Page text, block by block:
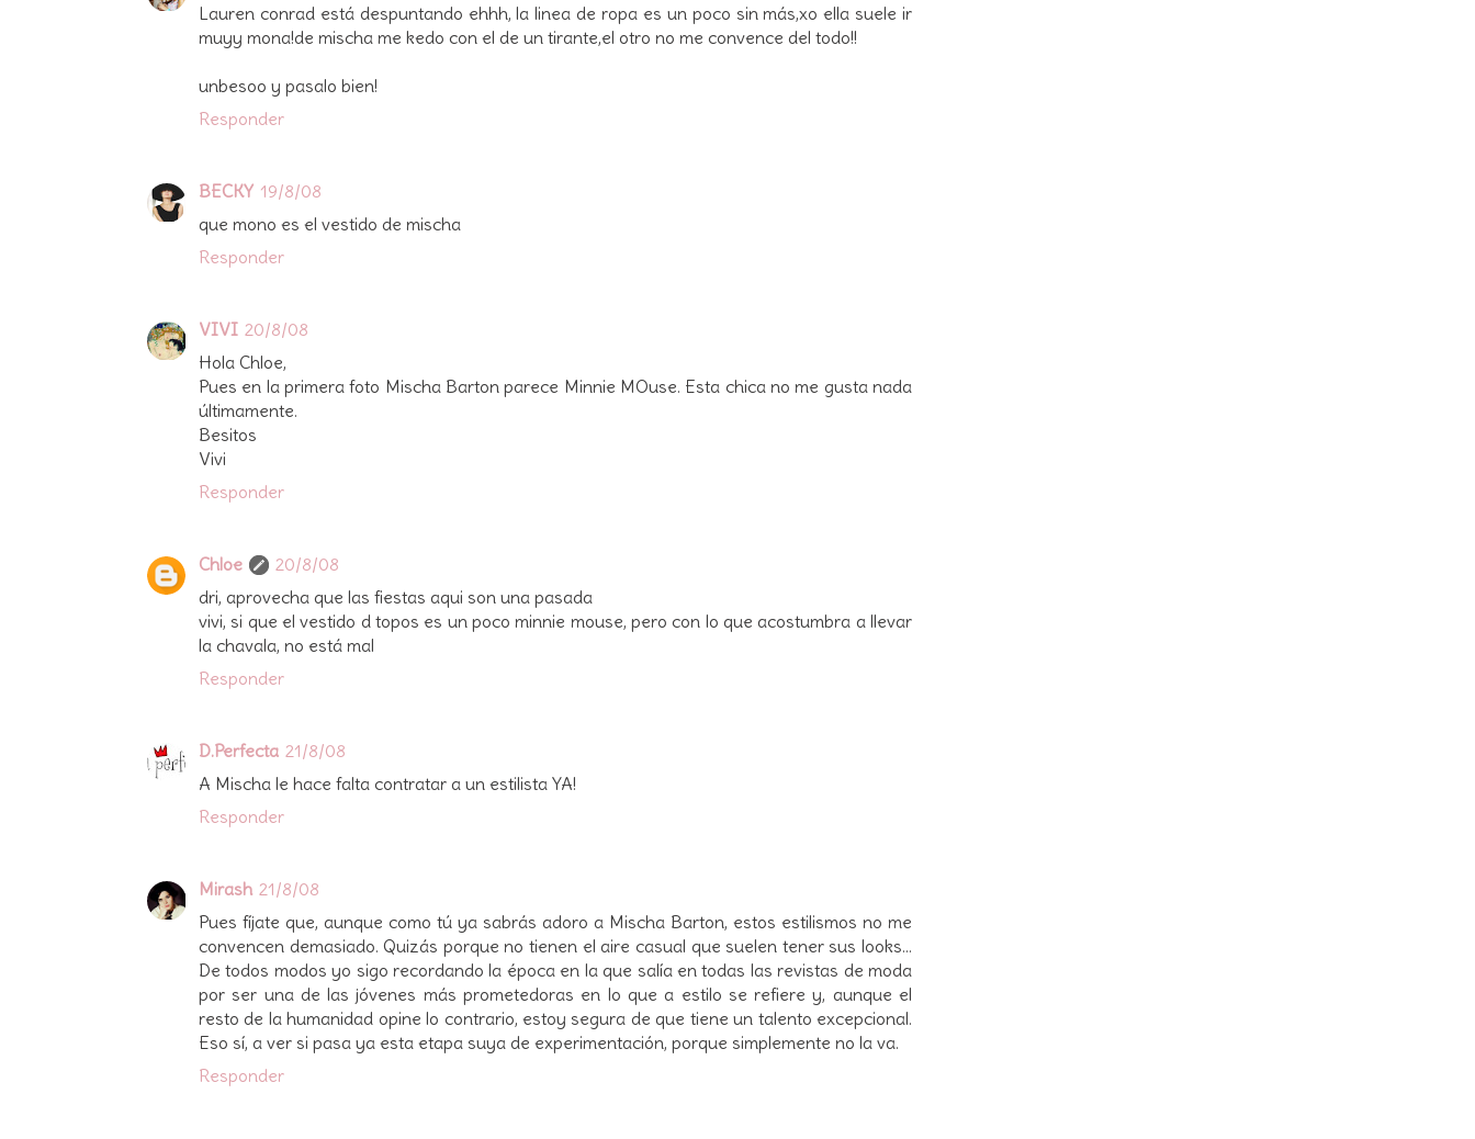
Lauren conrad está despuntando ehhh, la linea de ropa es un poco sin más,xo ella suele ir
muyy mona!de mischa me kedo con el de un tirante,el otro no me convence del todo!!
unbesoo y pasalo bien!
Responder
BECKY 19/8/08
que mono es el vestido de mischa
Responder
VIVI 20/8/08
Hola Chloe,
Pues en la primera foto Mischa Barton parece Minnie MOuse. Esta chica no me gusta nada
últimamente.
Besitos
Vivi
Responder
Chloe
20/8/08
dri, aprovecha que las fiestas aqui son una pasada
vivi, si que el vestido d topos es un poco minnie mouse, pero con lo que acostumbra a llevar
la chavala, no está mal
Responder
D.Perfecta 21/8/08
A Mischa le hace falta contratar a un estilista YA!
Responder
Mirash 21/8/08
Pues fíjate que, aunque como tú ya sabrás adoro a Mischa Barton, estos estilismos no me
convencen demasiado. Quizás porque no tienen el aire casual que suelen tener sus looks...
De todos modos yo sigo recordando la época en la que salía en todas las revistas de moda
por ser una de las jóvenes más prometedoras en lo que a estilo se refiere y, aunque el
resto de la humanidad opine lo contrario, estoy segura de que tiene un talento excepcional.
Eso sí, a ver si pasa ya esta etapa suya de experimentación, porque simplemente no la va.
Responder